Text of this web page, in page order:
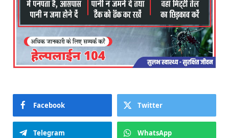
Facebook Twitter
Telegram WhatsApp